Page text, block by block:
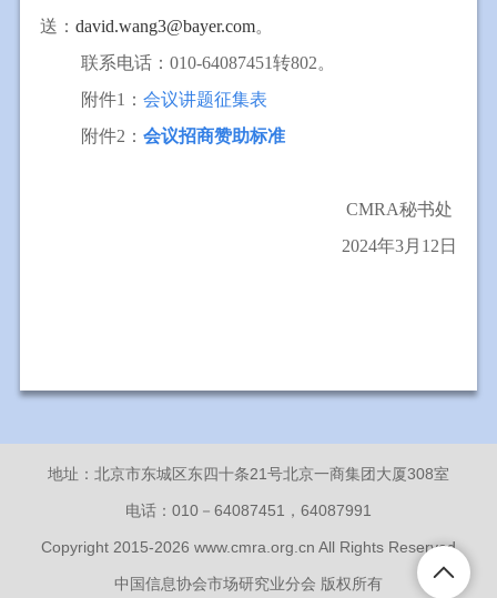
送： david.wang3@bayer.com。
联系电话：010-64087451转802。
附件1 ：会议讲题征集表
附件2 ：会议招商赞助标准
CMRA秘书处
2024年3月12日
地址：北京市东城区东四十条21号北京一商集团大厦308室
电话：010－64087451，64087991
Copyright 2015-2026 www.cmra.org.cn All Rights Reserved
中国信息协会市场研究业分会 版权所有